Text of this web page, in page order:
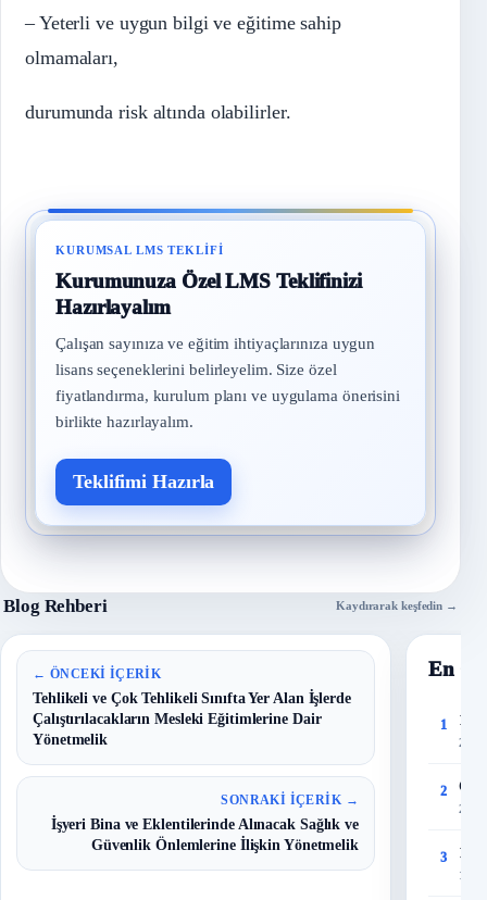
– Yeterli ve uygun bilgi ve eğitime sahip
olmamaları,
durumunda risk altında olabilirler.
KURUMSAL LMS TEKLIFI
Kurumunuza Özel LMS Teklifinizi
Hazırlayalım
Çalışan sayınıza ve eğitim ihtiyaçlarınıza uygun
lisans seçeneklerini belirleyelim. Size özel
fiyatlandırma, kurulum planı ve uygulama önerisini
birlikte hazırlayalım.
Teklifimi Hazırla
Blog Rehberi Kaydırarak keşfedin →
← ÖNCEKI İÇERIK
Tehlikeli ve Çok Tehlikeli Sınıfta Yer Alan İşlerde
Çalıştırılacakların Mesleki Eğitimlerine Dair
Yönetmelik
SONRAKI İÇERIK →
İşyeri Bina ve Eklentilerinde Alınacak Sağlık ve
Güvenlik Önlemlerine İlişkin Yönetmelik
En
1 150
27
2
28
3 150
11